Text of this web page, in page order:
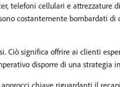
telefoni cellulari e
costantemente bombardati
Ciò significa offrire ai clienti
disporre di una
chiave riguardanti il